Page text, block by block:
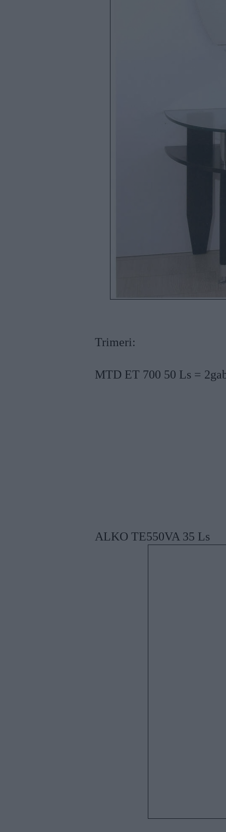
Trimeri:
MTD ET 700 50 Ls =
ALKO TE550VA 35 Ls